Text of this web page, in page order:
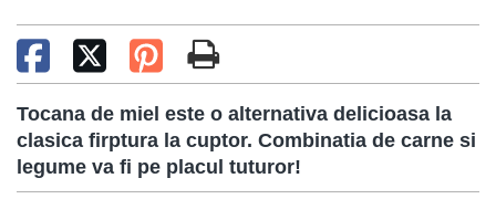
Tocana de miel este o alternativa delicioasa la
clasica firptura la cuptor. Combinatia de carne si
legume va fi pe placul tuturor!